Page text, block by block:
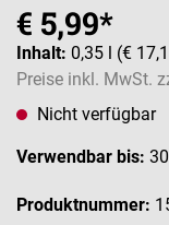
€ 5,99*
Inhalt: 0,35 l (€
Preise inkl. MwSt.
Nicht verfügbar
Verwendbar bis:
Produktnummer: